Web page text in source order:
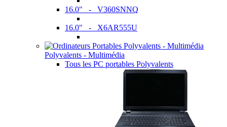
16.0" - V360SNNQ
16.0" - X6AR555U
Polyvalents - Multimédia
Tous les PC portables Polyvalents